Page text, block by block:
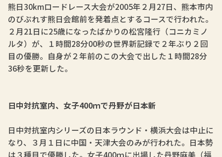
熊日30kmロードレース大会が2005年２月27日、熊本市内
のびぷれす熊日会館前を発着点とするコースで行われた。
２月21日に25歳になったばかりの松宮隆行（コニカミノ
ルタ）が、１時間28分00秒の世界新記録で２年ぶり２回
目の優勝。自身が２年前のこの大会で出した１時間28分
36秒を更新した。
日中対抗室内、女子400ｍで丹野が日本新
日中対抗室内シリーズの日本ラウンド・横浜大会は中止に
なり、３月１日に中国・天津大会のみが行われた。日本勢
は３種目で優勝した。女子400ｍに出場した丹野麻美（福